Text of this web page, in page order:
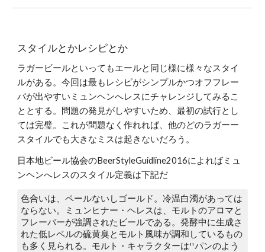
スタイルとかレシピとか
ラガービールといってもエールと同じ様に様々なスタイ
ルがある。今回は最もレシピがシンプルかつオフフレー
バが出やすいミュンヘンへレスにチャレンジしてみるこ
ととする。問題の発見がしやすいため、最初の試行とし
ては完璧。これが問題なく作れれば、他のどのラガーー
スタイルでも大きなミスは起きないだろう。
日本地ビール協会のBeerStyleGuidline2016によればミュ
ンヘンへレスのスタイル定義は下記だ
色合いは、ペールないしゴールド。冷温白濁があっては
ならない。ミュンヒナー・ヘレスは、モルトのアロマと
フレーバーが強調されたビールである。発酵中に生成さ
れた低レベルの硫黄臭とモルト風味が調和しているもの
も多く見られる。モルト・キャラクターは"パンのよう